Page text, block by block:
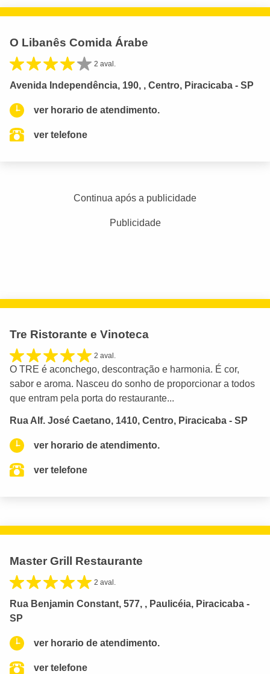
O Libanês Comida Árabe
2 aval.
Avenida Independência, 190, , Centro, Piracicaba - SP
ver horario de atendimento.
ver telefone
Continua após a publicidade
Publicidade
Tre Ristorante e Vinoteca
2 aval.
O TRE é aconchego, descontração e harmonia. É cor,
sabor e aroma. Nasceu do sonho de proporcionar a todos
que entram pela porta do restaurante...
Rua Alf. José Caetano, 1410, Centro, Piracicaba - SP
ver horario de atendimento.
ver telefone
Master Grill Restaurante
2 aval.
Rua Benjamin Constant, 577, , Paulicéia, Piracicaba -
SP
ver horario de atendimento.
ver telefone